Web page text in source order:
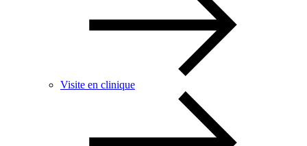
Visite en clinique